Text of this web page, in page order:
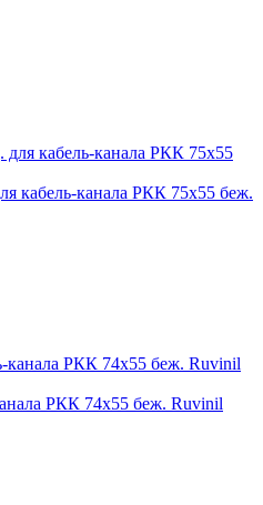
кабель-канала РКК 75х55 беж.
РКК 74х55 беж. Ruvinil